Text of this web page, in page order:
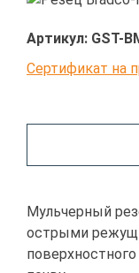
Артикул: GST-
Сертификат на
Мульчерный
острыми